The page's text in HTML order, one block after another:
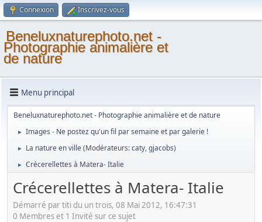
Connexion Inscrivez-vous
Beneluxnaturephoto.net -
Photographie animalière et
de nature
Menu principal
Beneluxnaturephoto.net - Photographie animalière et de nature
► Images - Ne postez qu'un fil par semaine et par galerie !
► La nature en ville(Modérateurs:caty,gjacobs)
► Crécerellettes à Matera- Italie
Crécerellettes à Matera- Italie
Démarré par titi du un trois, 08 Mai 2012, 16:47:31
0 Membres et 1 Invité sur ce sujet